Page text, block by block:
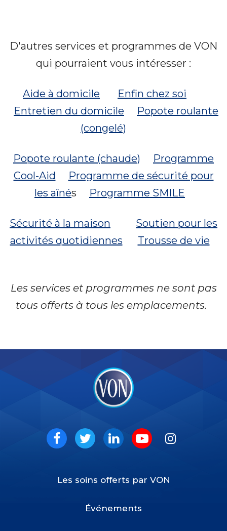
D'autres services et programmes de VON
qui pourraient vous intéresser :
Aide à domicile Enfin chez soi
Entretien du domicile
Popote roulante
(congelé)
Popote roulante (chaude) Programme
Cool-Aid
Programme de sécurité pour
les aînés Programme SMILE
Sécurité à la maison
Soutien pour les
activités quotidiennes
Trousse de vie
Les services et programmes ne sont pas
tous offerts à tous les emplacements.
Social
Les soins offerts par VON
Événements